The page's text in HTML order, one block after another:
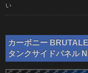
い
カーボニー
タンクサイドパネル